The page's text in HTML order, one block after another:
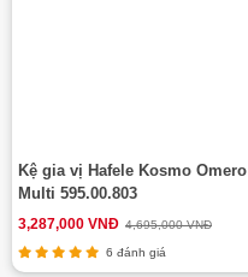
Kệ gia vị Hafele Kosmo Omero
Multi 595.00.803
3,287,000 VNĐ 4,695,000 VNĐ
6 đánh giá